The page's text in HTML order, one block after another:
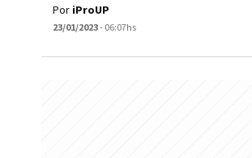
Por iProUP
23/01/2023- 06:07hs